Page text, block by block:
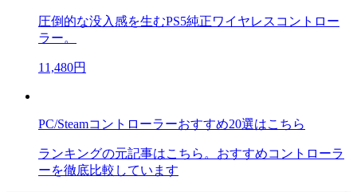
圧倒的な没入感を生むPS5純正ワイヤレスコントロー
ラー。
11,480円
PC/Steamコントローラーおすすめ20選はこちら
ランキングの元記事はこちら。おすすめコントローラ
ーを徹底比較しています